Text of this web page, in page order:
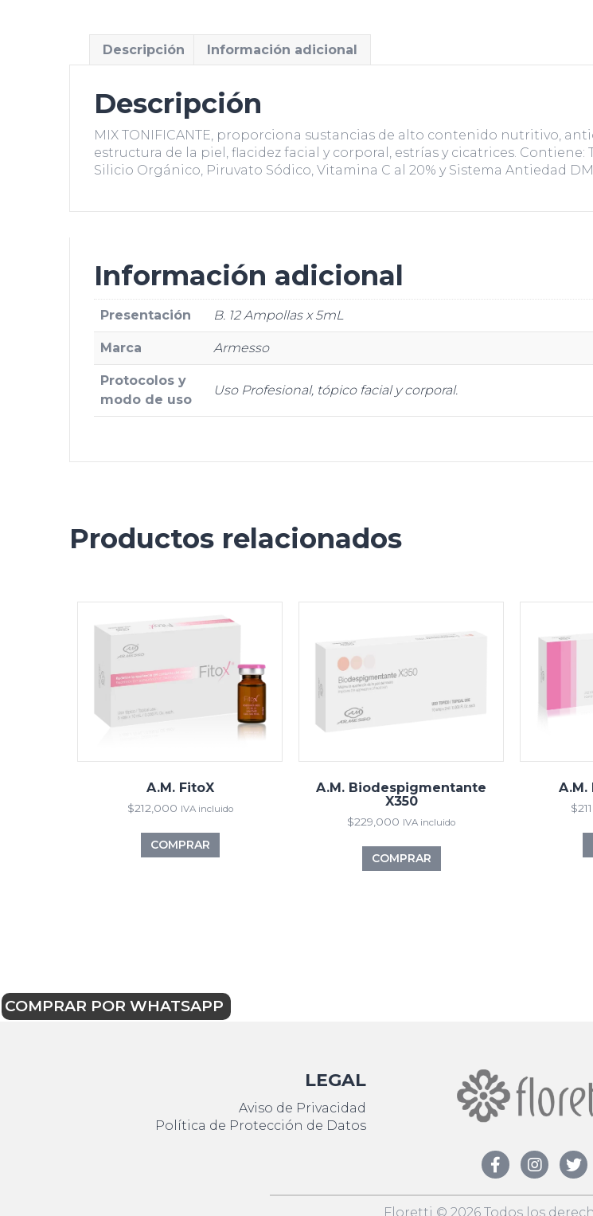
Descripción Información adicional
Descripción
MIX TONIFICANTE, proporciona sustancias de alto contenido nutritivo,
estructura de la piel, flacidez facial y corporal, estrías y cicatrices.
Silicio Orgánico, Piruvato Sódico, Vitamina C al 20% y Sistema Antiedad
Información adicional
Presentación B. 12 Ampollas x 5mL
Marca Armesso
Protocolos y
modo de uso
Uso Profesional, tópico facial y corporal.
Productos relacionados
A.M. FitoX
$212,000 IVA incluido
COMPRAR
A.M. Biodespigmentante
X350
$229,000 IVA incluido
COMPRAR
A.M.
$
COMPRAR POR WHATSAPP
LEGAL
Aviso de Privacidad
Política de Protección de Datos
Floretti © 2026 Todos los